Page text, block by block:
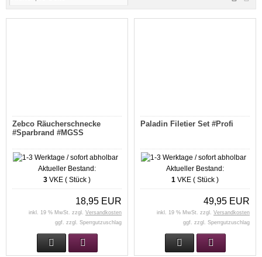
Zebco Räucherschnecke
#Sparbrand #MGSS
Aktueller Bestand:
3 VKE ( Stück )
18,95 EUR
inkl. 19 % MwSt. zzgl. Versandkosten
ggf. zzgl. Sperrgutzuschlag
Paladin Filetier Set #Profi
Aktueller Bestand:
1 VKE ( Stück )
49,95 EUR
inkl. 19 % MwSt. zzgl. Versandkosten
ggf. zzgl. Sperrgutzuschlag